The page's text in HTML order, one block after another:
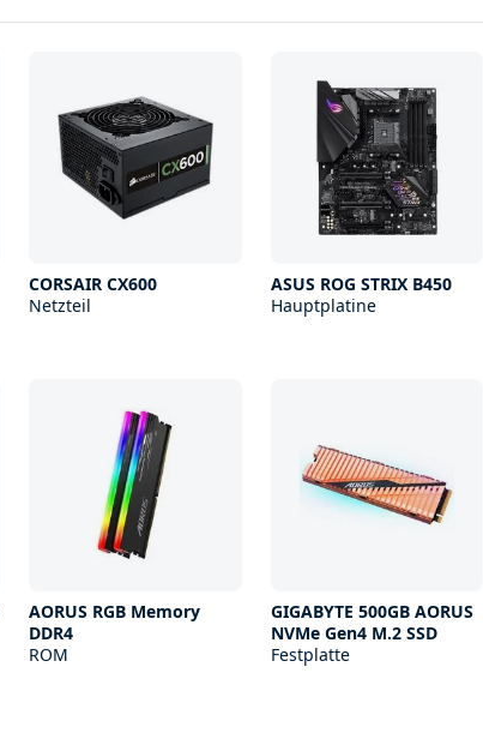
CORSAIR CX600
Netzteil
ASUS ROG STRIX B450
Hauptplatine
AORUS RGB Memory
DDR4
ROM
GIGABYTE 500GB AORUS
NVMe Gen4 M.2 SSD
Festplatte